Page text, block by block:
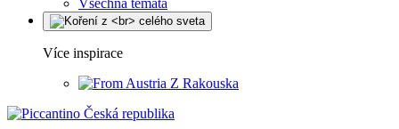
Všechna témata
Více inspirace
Z Rakouska